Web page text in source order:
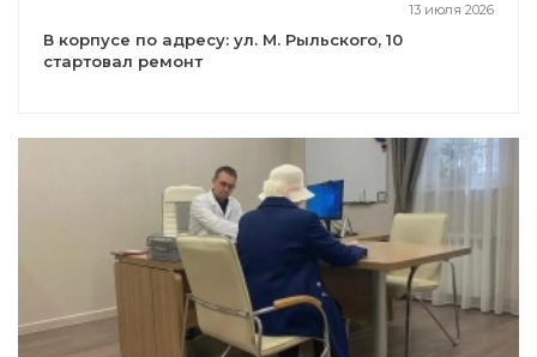
13 июля 2026
В корпусе по адресу: ул. М. Рыльского, 10
стартовал ремонт